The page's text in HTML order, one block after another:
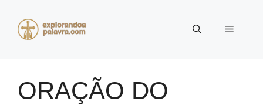
Menu
ORAÇÃO DO